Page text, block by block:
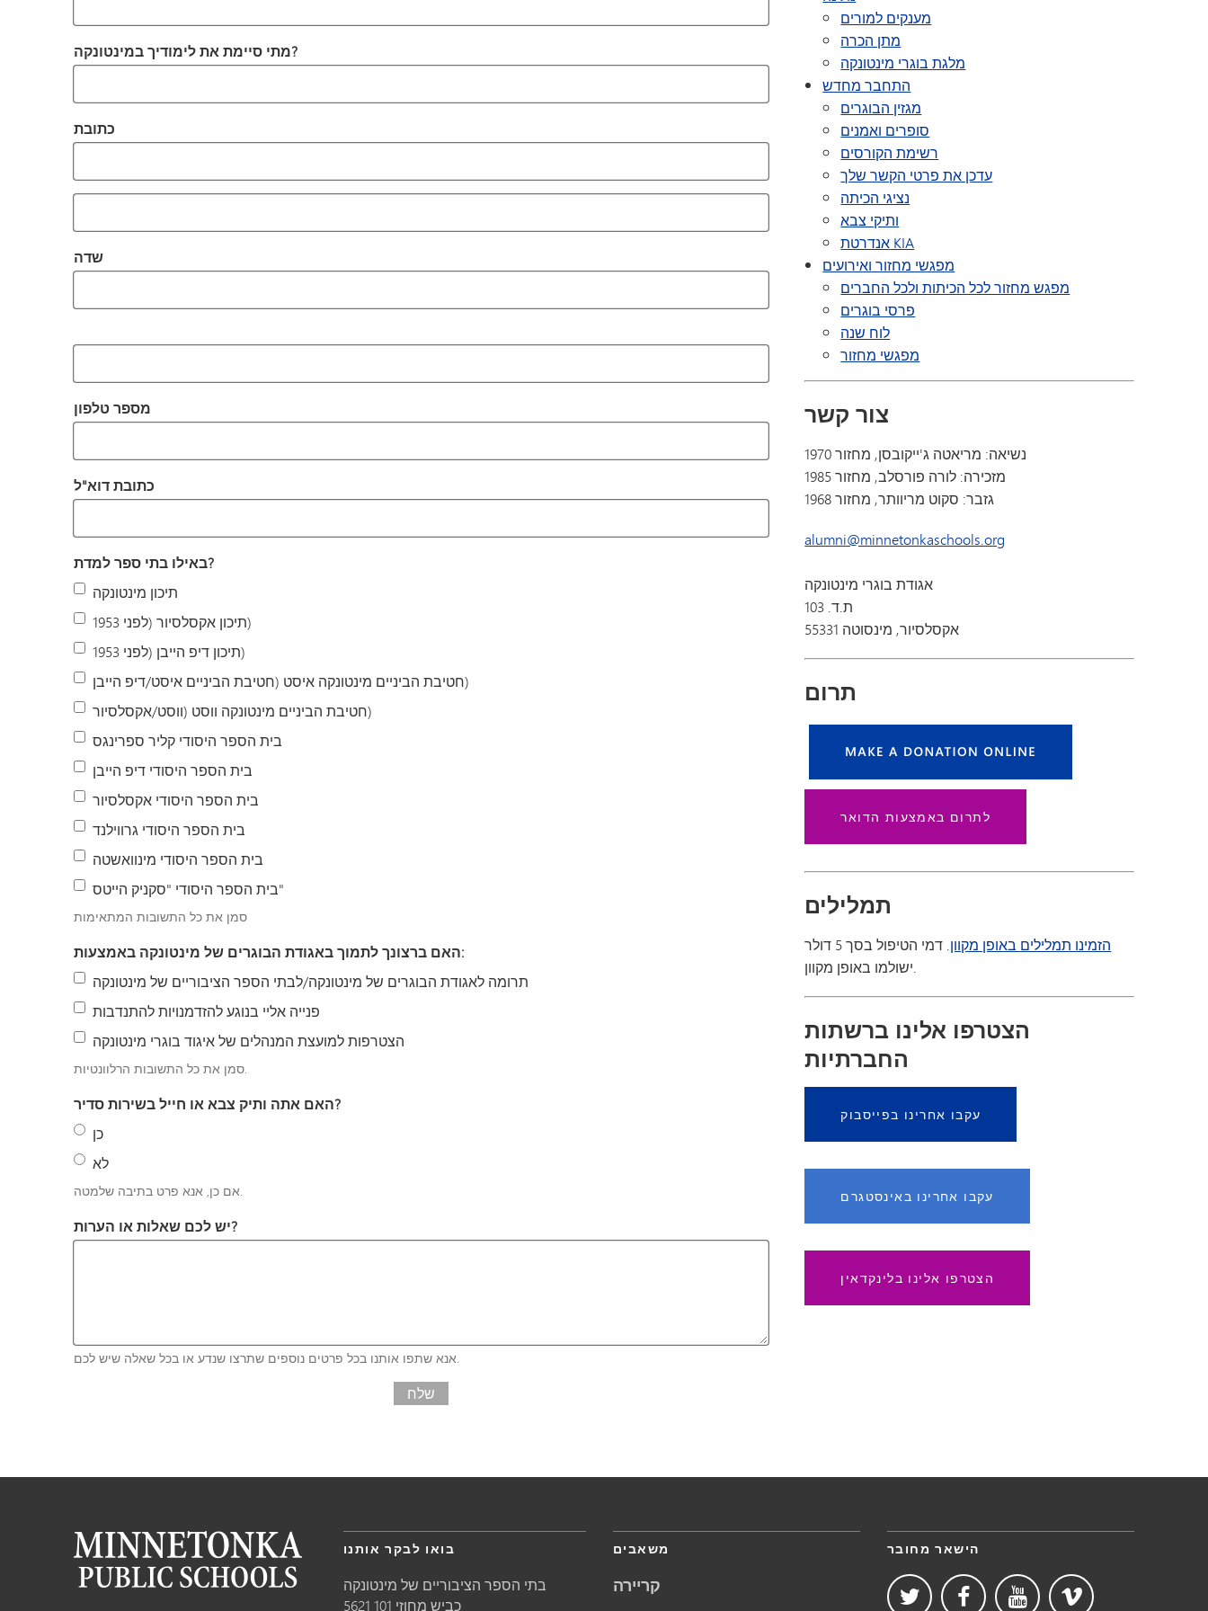
מתי סיימת את לימודיך במינטונקה?
כתובת
שדה
מספר טלפון
כתובת דוא"ל
באילו בתי ספר למדת?סמן את כל התשובות הרלוונטיות
תיכון מינטונקה
תיכון אקסלסיור (לפני 1953)
תיכון דיפ הייבן (לפני 1953)
חטיבת הביניים מינטונקה איסט (חטיבת הביניים איסט/דיפ הייבן)
חטיבת הביניים מינטונקה ווסט (ווסט/אקסלסיור)
בית הספר היסודי קליר ספרינגס
בית הספר היסודי דיפ הייבן
בית הספר היסודי אקסלסיור
בית הספר היסודי גרווילנד
בית הספר היסודי מינוואשטה
בית הספר היסודי "סקניק הייטס"
סמן את כל התשובות המתאימות
האם ברצונך לתמוך באגודת הבוגרים של מינטונקה באמצעות:
תרומה לאגודת הבוגרים של מינטונקה/לבתי הספר הציבוריים של מינטונקה
פנייה אליי בנוגע להזדמנויות להתנדבות
הצטרפות למועצת המנהלים של איגוד בוגרי מינטונקה
סמן את כל התשובות הרלוונטיות.
האם אתה ותיק צבא או חייל בשירות סדיר?
כן
לא
אם כן, אנא פרט בתיבה שלמטה.
יש לכם שאלות או הערות?
אנא שתפו אותנו בכל פרטים נוספים שתרצו שנדע או בכל שאלה שיש לכם.
שלח
מענקים למורים
מתן הכרה
מלגת בוגרי מינטונקה
התחבר מחדש
מגזין הבוגרים
סופרים ואמנים
רשימת הקורסים
עדכן את פרטי הקשר שלך
נציגי הכיתה
ותיקי צבא
אנדרטת KIA
מפגשי מחזור ואירועים
מפגש מחזור לכל הכיתות ולכל החברים
פרסי בוגרים
לוח שנה
מפגשי מחזור
צור קשר
נשיאה: מריאטה ג'ייקובסן, מחזור 1970
מזכירה: לורה פורסלב, מחזור 1985
גזבר: סקוט מריוותר, מחזור 1968
alumni@minnetonkaschools.org
אגודת בוגרי מינטונקה
ת.ד. 103
אקסלסיור, מינסוטה 55331
תרום
לתרום באמצעות הדואר
תמלילים
הזמינו תמלילים באופן מקוון
. דמי הטיפול בסך 5 דולר
ישולמו באופן מקוון.
הצטרפו אלינו ברשתות
החברתיות
עקבו אחרינו בפייסבוק
עקבו אחרינו באינסטגרם
הצטרפו אלינו בלינקדאין
בואו לבקר אותנו
בתי הספר הציבוריים של מינטונקה
5621 כביש מחוזי 101
משאבים
קריירה
הישאר מחובר